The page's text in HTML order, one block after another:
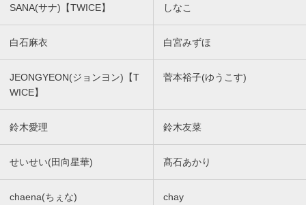
SANA(サナ)【TWICE】 しなこ
白石麻衣 白宮みずほ
JEONGYEON(ジョンヨン)【T
WICE】
菅本裕子(ゆうこす)
鈴木愛理 鈴木友菜
せいせい(田向星華) 髙石あかり
chaena(ちぇな) chay